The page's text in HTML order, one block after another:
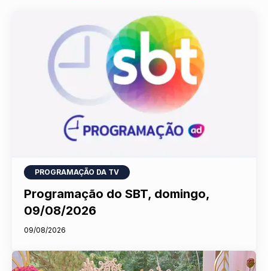
PROGRAMAÇÃO DA TV
Programação do SBT, domingo,
09/08/2026
09/08/2026